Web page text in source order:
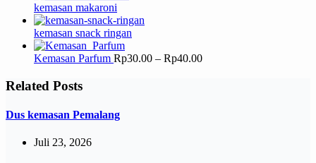
kemasan makaroni
kemasan snack ringan
Kemasan Parfum Rp30.00 – Rp40.00
Related Posts
Dus kemasan Pemalang
Juli 23, 2026